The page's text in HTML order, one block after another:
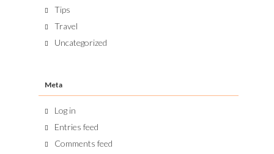
Tips
Travel
Uncategorized
Meta
Log in
Entries feed
Comments feed